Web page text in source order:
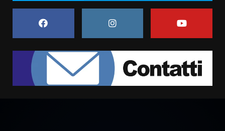
7 Agosto 2026 06:05
2
US Fasano, Scianaro: “Profonda
amarezza per esclusione dal
campionato di calcio”
7 Agosto 2026 06:00